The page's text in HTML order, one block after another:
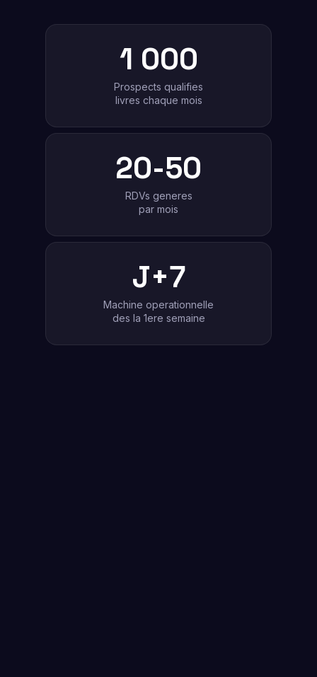
1 000
Prospects qualifies
livres chaque mois
20-50
RDVs generes
par mois
J+7
Machine operationnelle
des la 1ere semaine